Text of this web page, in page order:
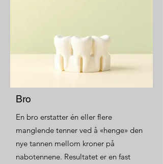
Bro
En bro erstatter én eller flere
manglende tenner ved å «henge» den
nye tannen mellom kroner på
nabotennene. Resultatet er en fast